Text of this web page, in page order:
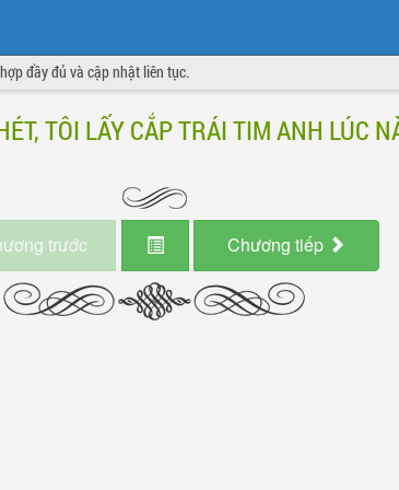
đầy đủ và cập nhật liên tục.
TÔI LẤY CẮP TRÁI TIM ANH LÚC
trước Chương tiếp